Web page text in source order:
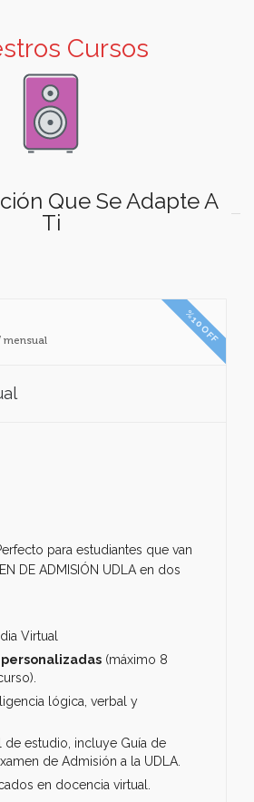
Cursos
Que Se Adapte A
Ti
%10 OFF
mensual
para estudiantes que van
DE ADMISIÓN UDLA en dos
Virtual
personalizadas (máximo 8
lógica, verbal y
de estudio, incluye Guía de
de Admisión a la UDLA.
en docencia virtual.